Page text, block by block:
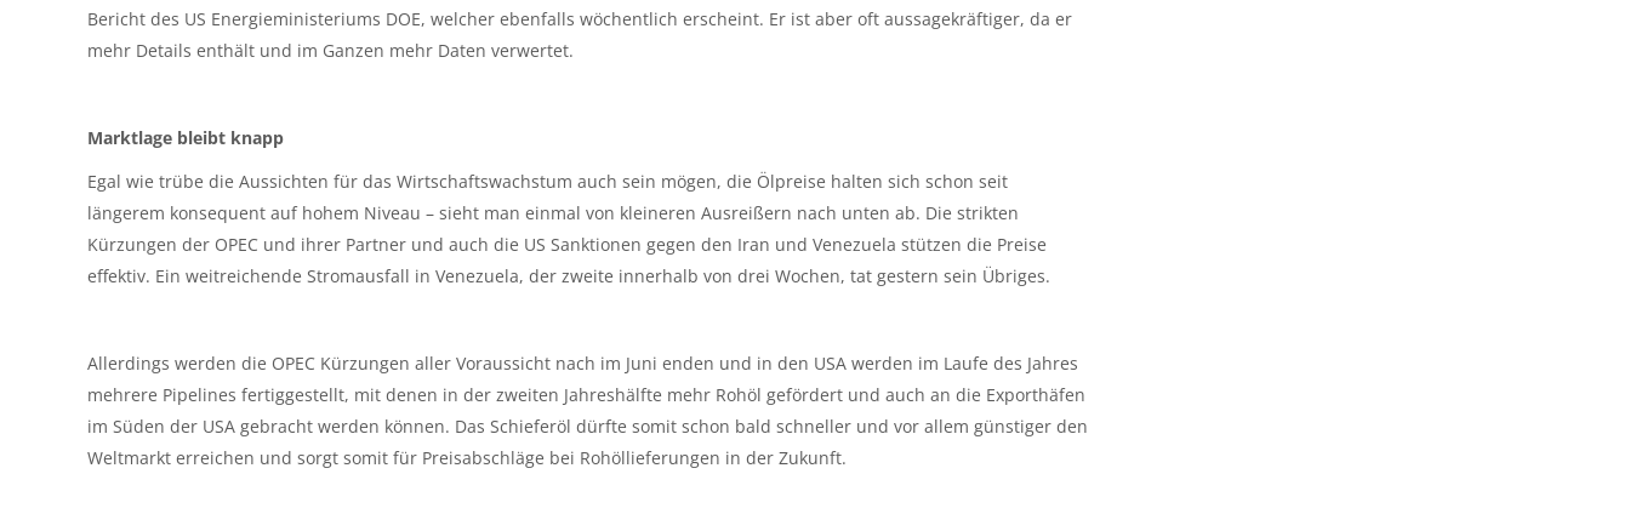
Bericht des US Energieministeriums DOE, welcher ebenfalls wöchentlich erscheint. Er ist aber oft aussagekräftiger, da er
mehr Details enthält und im Ganzen mehr Daten verwertet.
Marktlage bleibt knapp
Egal wie trübe die Aussichten für das Wirtschaftswachstum auch sein mögen, die Ölpreise halten sich schon seit
längerem konsequent auf hohem Niveau – sieht man einmal von kleineren Ausreißern nach unten ab. Die strikten
Kürzungen der OPEC und ihrer Partner und auch die US Sanktionen gegen den Iran und Venezuela stützen die Preise
effektiv. Ein weitreichende Stromausfall in Venezuela, der zweite innerhalb von drei Wochen, tat gestern sein Übriges.
Allerdings werden die OPEC Kürzungen aller Voraussicht nach im Juni enden und in den USA werden im Laufe des Jahres
mehrere Pipelines fertiggestellt, mit denen in der zweiten Jahreshälfte mehr Rohöl gefördert und auch an die Exporthäfen
im Süden der USA gebracht werden können. Das Schieferöl dürfte somit schon bald schneller und vor allem günstiger den
Weltmarkt erreichen und sorgt somit für Preisabschläge bei Rohöllieferungen in der Zukunft.